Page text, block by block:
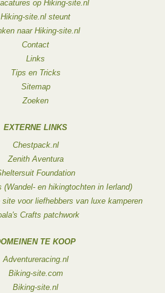
op Hiking-site.nl
Hiking-site.nl steunt
naar Hiking-site.nl
Contact
Links
Tips en Tricks
Sitemap
Zoeken
EXTERNE LINKS
Chestpack.nl
Zenith Aventura
Foundation
(Wandel- en hikingtochten in Ierland)
voor liefhebbers van luxe kamperen
Crafts patchwork
TE KOOP
Adventureracing.nl
Biking-site.com
Biking-site.nl